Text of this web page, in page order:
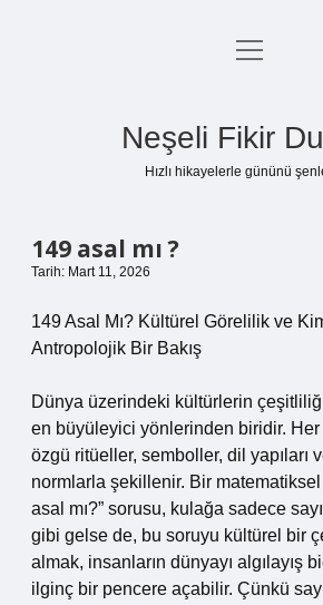
Anasayfa
menüyü
Neşeli Fikir
Hızlı hikayelerle gününü
149 asal mı ?
Tarih: Mart 11, 2026
149 Asal Mı? Kültürel Görelilik ve
Antropolojik Bir Bakış
Dünya üzerindeki kültürlerin
en büyüleyici yönlerinden biridir.
özgü ritüeller, semboller, dil yapıları
normlarla şekillenir. Bir
asal mı?” sorusu, kulağa sadece
gibi gelse de, bu soruyu kültürel bir
almak, insanların dünyayı algılayış
ilginç bir pencere açabilir. Çünkü